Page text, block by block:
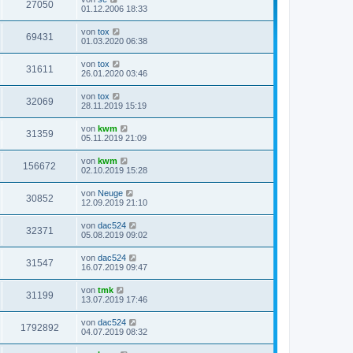
t
r
a
r
B
e
t
r
g
27050
01.12.2006 18:33
69431 von tox
01.03.2020 06:38
31611 von tox
26.01.2020 03:46
32069 von tox
28.11.2019 15:19
31359 von kwm
05.11.2019 21:09
156672 von kwm
02.10.2019 15:28
30852 von Neuge
12.09.2019 21:10
32371 von dac524
05.08.2019 09:02
31547 von dac524
16.07.2019 09:47
31199 von tmk
13.07.2019 17:46
1792892 von dac524
04.07.2019 08:32